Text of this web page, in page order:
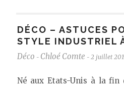
DÉCO – ASTUCES
STYLE INDUSTRIEL
Déco - Chloé Comte - 2 juillet
Né aux Etats-Unis à la fin